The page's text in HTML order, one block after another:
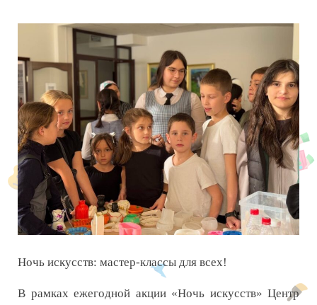
Ночь искусств: мастер-классы для всех!
В рамках ежегодной акции «Ночь искусств» Центр